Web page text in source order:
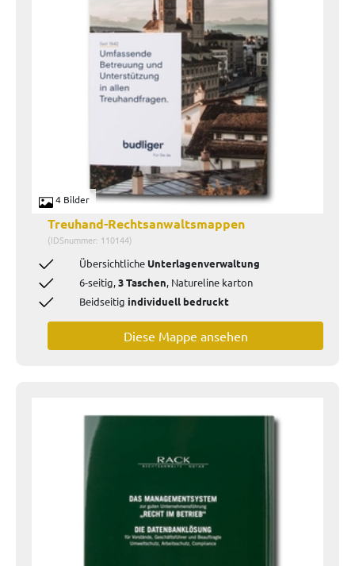
4 Bilder
Treuhand-Rechtsanwaltsmappen
(IDSnummer: 110144)
Übersichtliche Unterlagenverwaltung
6-seitig,3 Taschen, Natureline karton
Beidseitig individuell bedruckt
Diese Mappe ansehen